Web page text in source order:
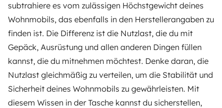
subtrahiere es vom zulässigen Höchstgewicht deines
Wohnmobils, das ebenfalls in den Herstellerangaben zu
finden ist. Die Differenz ist die Nutzlast, die du mit
Gepäck, Ausrüstung und allen anderen Dingen füllen
kannst, die du mitnehmen möchtest. Denke daran, die
Nutzlast gleichmäßig zu verteilen, um die Stabilität und
Sicherheit deines Wohnmobils zu gewährleisten. Mit
diesem Wissen in der Tasche kannst du sicherstellen,